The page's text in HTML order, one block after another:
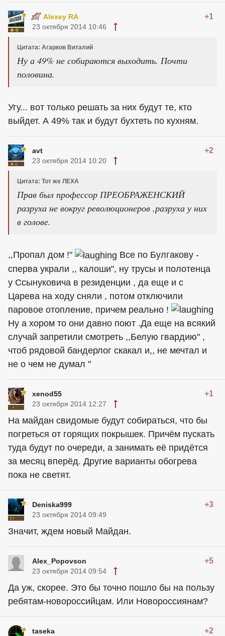
Alexey RA +1
23 октября 2014 10:46
Цитата: Агарков Виталий
Ну а 49% не собираются выходить. Почти
половина.
Угу... вот только решать за них будут те, кто
выйдет. А 49% так и будут бухтеть по кухням.
avt +2
23 октября 2014 10:20
Цитата: Тот же ЛЕХА
Прав был профессор ПРЕОБРАЖЕНСКИЙ
разруха не вокруг революционеров ,разруха у них
в голове.
,,Пропал дом !"
Все по Булгакову -
сперва украли ,, калоши", ну трусы и полотенца
у Ссынуковича в резиденции , да еще и с
Царева на ходу сняли , потом отключили
паровое отопление, причем реально !
Ну а хором то они давно поют .Да еще на всякий
случай запретили смотреть ,,Белую гвардию" ,
чтоб рядовой бандерлог скакал и,, не мечтал и
не о чем не думал "
xenod55 +1
23 октября 2014 12:27
На майдан свидомые будут собираться, что бы
погреться от горящих покрышек. Причём пускать
туда будут по очереди, а занимать её придётся
за месяц вперёд. Другие варианты обогрева
пока не светят.
Deniska999 +3
23 октября 2014 09:49
Значит, ждем новый Майдан.
Alex_Popovson +5
23 октября 2014 09:54
Да уж, скорее. Это бы точно пошло бы на пользу
ребятам-новороссийцам. Или Новороссиянам?
taseka +2